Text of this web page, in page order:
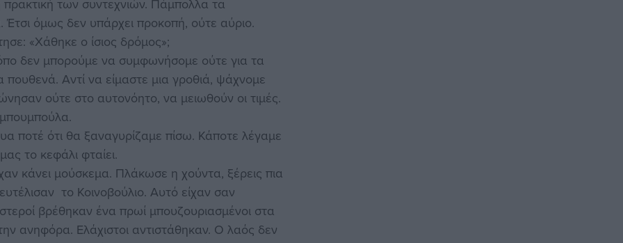
πρακτική των συντεχνιών. Πάμπολλα τα
όμως δεν υπάρχει προκοπή, ούτε αύριο.
«Χάθηκε ο ίσιος δρόμος»;
δεν μπορούμε να συμφωνήσομε ούτε για τα
Αντί να είμαστε μια γροθιά, ψάχνομε
ούτε στο αυτονόητο, να μειωθούν οι τιμές.
ποτέ ότι θα ξαναγυρίζαμε πίσω. Κάποτε λέγαμε
το κεφάλι φταίει.
κάνει μούσκεμα. Πλάκωσε η χούντα, ξέρεις πια
το Κοινοβούλιο. Αυτό είχαν σαν
βρέθηκαν ένα πρωί μπουζουριασμένοι στα
ανηφόρα. Ελάχιστοι αντιστάθηκαν. Ο λαός δεν